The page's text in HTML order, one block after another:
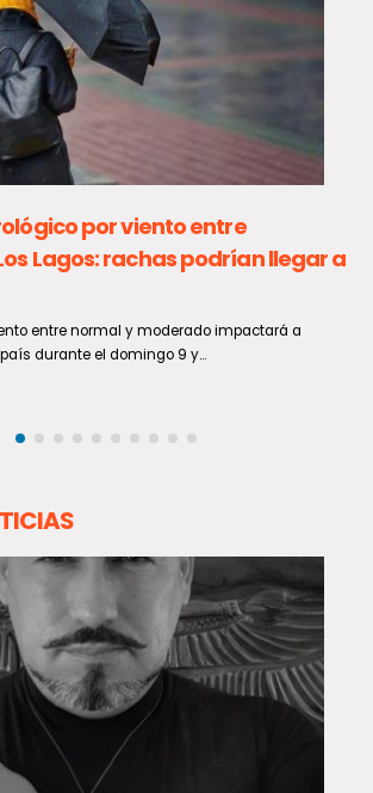
sostenido aumento en las
por el Ministerio de Salud, en la Semana
el 26 de julio...